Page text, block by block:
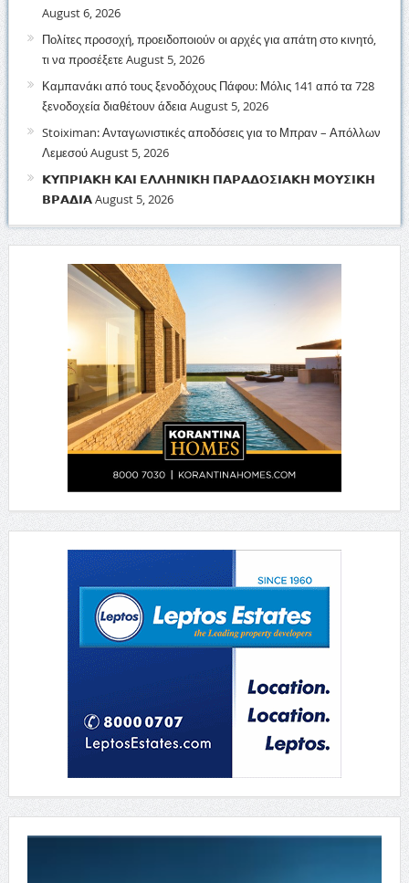
August 6, 2026
Πολίτες προσοχή, προειδοποιούν οι αρχές για απάτη στο κινητό,
τι να προσέξετεAugust 5, 2026
Καμπανάκι από τους ξενοδόχους Πάφου: Μόλις 141 από τα 728
ξενοδοχεία διαθέτουν άδεια August 5, 2026
Stoiximan: Ανταγωνιστικές αποδόσεις για το Μπραν – Απόλλων
ΛεμεσούAugust 5, 2026
𝝟𝝪𝝥𝝦𝝞𝝖𝝟𝝜 𝝟𝝖𝝞 𝝚𝝠𝝠𝝜𝝢𝝞𝝟𝝜 𝝥𝝖𝝦𝝖𝝙𝝤𝝨𝝞𝝖𝝟𝝜 𝝡𝝤𝝪𝝨𝝞𝝟𝝜
𝝗𝝦𝝖𝝙𝝞𝝖August 5, 2026